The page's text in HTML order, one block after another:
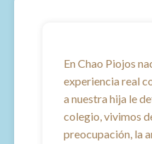
Quiénes Somos
Contacto
En Chao Piojos
experiencia real
a nuestra hija le
colegio, vivimos
preocupación, la